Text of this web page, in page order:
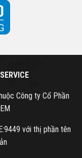
Công ty Cổ Phần
với thị phần tên